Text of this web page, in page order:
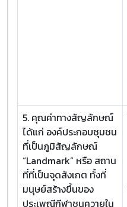
5. คุณค่าทางสัญลักษณ์
ได้แก่ องค์ประกอบชุมชน
ที่เป็นภูมิสัญลักษณ์
“Landmark” หรือ สถาน
ที่ที่เป็นจุดสังเกต ทั้งที่
มนุษย์สร้างขึ้นของ
ประเพณีกีฬาชนควายใน